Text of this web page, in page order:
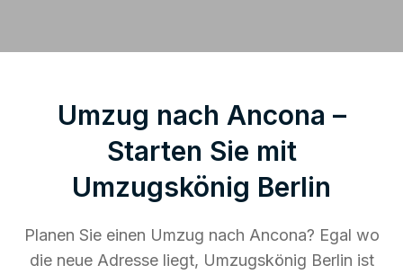
Umzug nach Ancona –
Starten Sie mit
Umzugskönig Berlin
Planen Sie einen Umzug nach Ancona? Egal wo
die neue Adresse liegt, Umzugskönig Berlin ist